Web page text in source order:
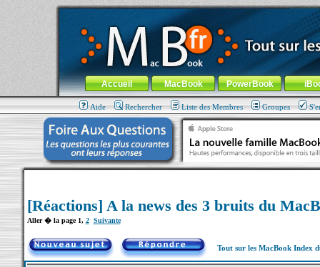
MacBook-fr.com : 100% Apple... 100% nomade !
Aller au contenu-Aller au menu général-Aller au menu de
Menu général
Accueil MacBook PowerBook
Aide Rechercher Liste des Membres Groupes
[Réactions] A la news des 3 bruits du
Aller � la page 1, 2 Suivante
Tout sur les MacBook Index